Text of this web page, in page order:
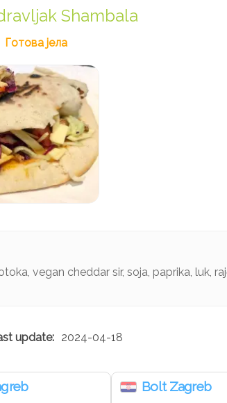
Shambala
Готова јела
vegan cheddar sir, soja, paprika, luk,
2024-04-18
Bolt Zagreb